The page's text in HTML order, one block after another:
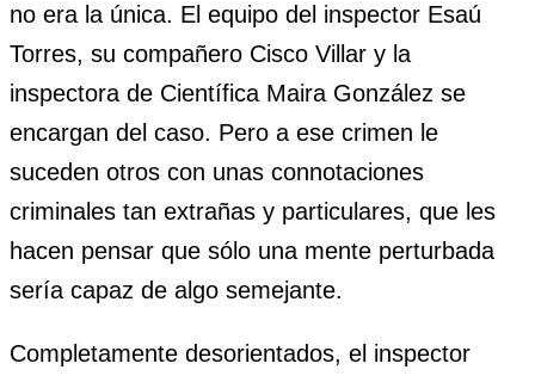
no era la única. El equipo del inspector Esaú
Torres, su compañero Cisco Villar y la
inspectora de Científica Maira González se
encargan del caso. Pero a ese crimen le
suceden otros con unas connotaciones
criminales tan extrañas y particulares, que les
hacen pensar que sólo una mente perturbada
sería capaz de algo semejante.
Completamente desorientados, el inspector